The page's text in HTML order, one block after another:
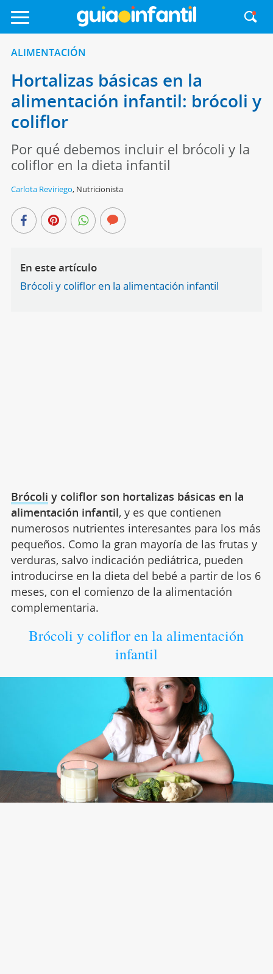
ALIMENTACIÓN
Hortalizas básicas en la
alimentación infantil: brócoli y
coliflor
Por qué debemos incluir el brócoli y la
coliflor en la dieta infantil
Carlota Reviriego, Nutricionista
En este artículo
Brócoli y coliflor en la alimentación infantil
Brócoli y coliflor son hortalizas básicas en la
alimentación infantil, y es que contienen
numerosos nutrientes interesantes para los más
pequeños. Como la gran mayoría de las frutas y
verduras, salvo indicación pediátrica, pueden
introducirse en la dieta del bebé a partir de los 6
meses, con el comienzo de la alimentación
complementaria.
Brócoli y coliflor en la alimentación
infantil